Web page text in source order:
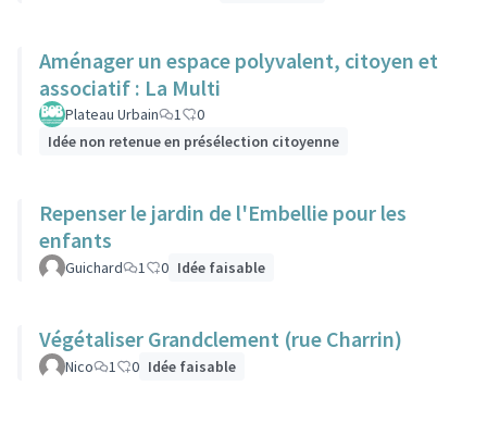
Aménager un espace polyvalent, citoyen et
associatif : La Multi
Plateau Urbain 1
0
Idée non retenue en présélection citoyenne
Repenser le jardin de l'Embellie pour les
enfants
Guichard 1 0 Idée faisable
Végétaliser Grandclement (rue Charrin)
Nico 1 0 Idée faisable